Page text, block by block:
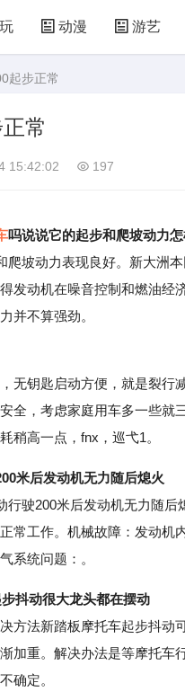
动漫 游艺
娃娃机
起步正常
常
15:42:02 197
吗说说它的起步和爬坡动力
坡动力表现良好。新大洲本
发动机在噪音控制和燃油
并不算强劲。
钥匙启动方便，就是裂行
全，考虑家庭用车多一些就
稍高一点，fnx，巡弋1。
米后发动机无力随后熄火
驶200米后发动机无力随后
常工作。机械故障：发动机
系统问题：。
抖动很大龙头都在摆动
法新踏板摩托车起步抖动
加重。解决办法是等摩托
确定。